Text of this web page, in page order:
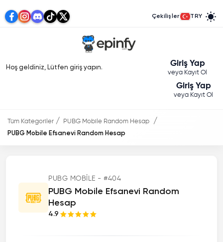
Çekilişler TRY
Hoş geldiniz, Lütfen giriş yapın. Giriş Yap
veya Kayıt Ol
Giriş Yap
veya Kayıt Ol
Tüm Kategoriler
PUBG Mobile Random Hesap
PUBG Mobile Efsanevi Random Hesap
PUBG MOBILE - #404
PUBG Mobile Efsanevi Random
Hesap
4.9